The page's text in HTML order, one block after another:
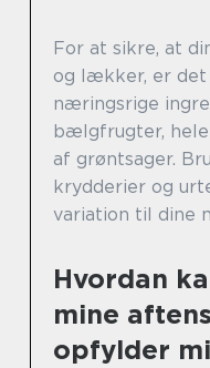
For at sikre, at
og lækker, er
næringsrige
bælgfrugter,
af grøntsager.
krydderier og
variation til dine
Hvordan
mine
opfylder